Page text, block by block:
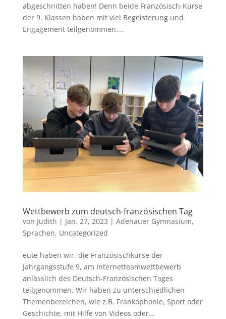
abgeschnitten haben! Denn beide Französisch-Kurse
der 9. Klassen haben mit viel Begeisterung und
Engagement teilgenommen....
Wettbewerb zum deutsch-französischen Tag
von Judith | Jan. 27, 2023 | Adenauer Gymnasium,
Sprachen, Uncategorized
eute haben wir, die Französischkurse der
Jahrgangsstufe 9, am Internetteamwettbewerb
anlässlich des Deutsch-Französischen Tages
teilgenommen. Wir haben zu unterschiedlichen
Themenbereichen, wie z.B. Frankophonie, Sport oder
Geschichte, mit Hilfe von Videos oder...